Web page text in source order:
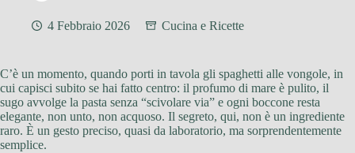
4 Febbraio 2026 Cucina e Ricette
C’è un momento, quando porti in tavola gli spaghetti alle vongole, in
cui capisci subito se hai fatto centro: il profumo di mare è pulito, il
sugo avvolge la pasta senza “scivolare via” e ogni boccone resta
elegante, non unto, non acquoso. Il segreto, qui, non è un ingrediente
raro. È un gesto preciso, quasi da laboratorio, ma sorprendentemente
semplice.